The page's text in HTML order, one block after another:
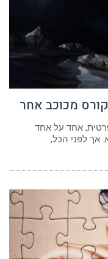
מכוכב אחר
אחד על אחד